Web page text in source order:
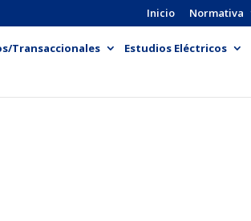
Inicio Normativa
Transaccionales Estudios Eléctricos